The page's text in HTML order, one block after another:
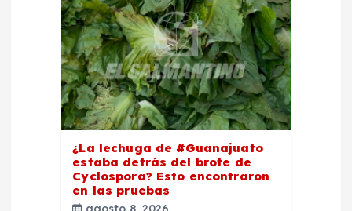
¿La lechuga de #Guanajuato
estaba detrás del brote de
Cyclospora? Esto encontraron
en las pruebas